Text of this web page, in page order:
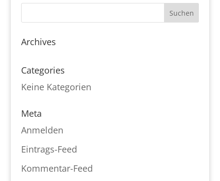
Archives
Categories
Keine Kategorien
Meta
Anmelden
Eintrags-Feed
Kommentar-Feed